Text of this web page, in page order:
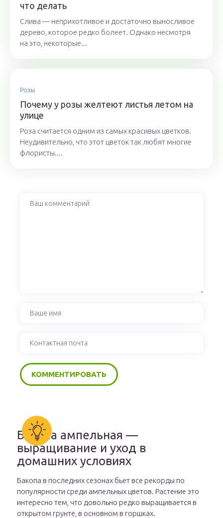
что делать
Слива — неприхотливое и достаточно выносливое
дерево, которое редко болеет. Однако несмотря
на это, некоторые...
Розы
Почему у розы желтеют листья летом на
улице
Роза считается одним из самых красивых цветков.
Неудивительно, что этот цветок так любят многие
флористы....
Бакопа ампельная —
выращивание и уход в
домашних условиях
Бакопа в последних сезонах бьет все рекорды по
популярности среди ампельных цветов. Растение это
интересно тем, что довольно редко выращивается в
открытом грунте, в основном в горшках.